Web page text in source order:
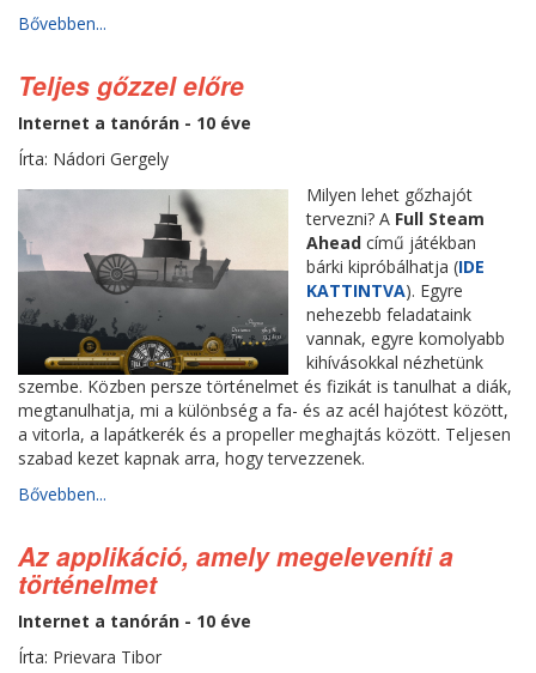
Bővebben...
Teljes gőzzel előre
Internet a tanórán - 10 éve
Írta: Nádori Gergely
Milyen lehet gőzhajót
tervezni? A Full Steam
Ahead című játékban
bárki kipróbálhatja (IDE
KATTINTVA). Egyre
nehezebb feladataink
vannak, egyre komolyabb
kihívásokkal nézhetünk
szembe. Közben persze történelmet és fizikát is tanulhat a diák,
megtanulhatja, mi a különbség a fa- és az acél hajótest között,
a vitorla, a lapátkerék és a propeller meghajtás között. Teljesen
szabad kezet kapnak arra, hogy tervezzenek.
Bővebben...
Az applikáció, amely megeleveníti a
történelmet
Internet a tanórán - 10 éve
Írta: Prievara Tibor